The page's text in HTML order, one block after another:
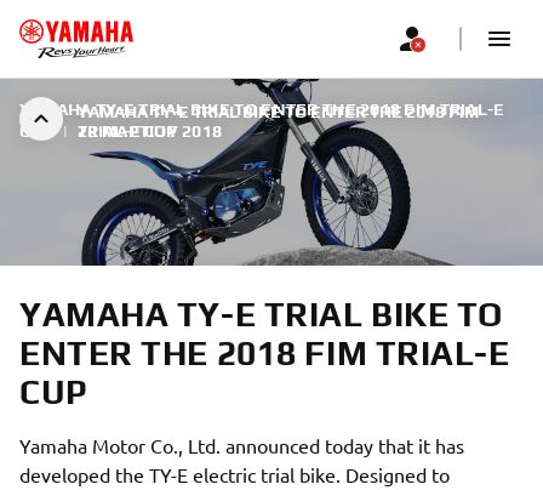
YAMAHA TY-E TRIAL BIKE TO ENTER THE 2018 FIM
TRIAL-E CUP
YAMAHA TY-E TRIAL BIKE TO ENTER THE 2018 FIM TRIAL-E
CUP
| 22 ΜΑΡΤΊΟΥ 2018
YAMAHA TY-E TRIAL BIKE TO
ENTER THE 2018 FIM TRIAL-E
CUP
Yamaha Motor Co., Ltd. announced today that it has
developed the TY-E electric trial bike. Designed to